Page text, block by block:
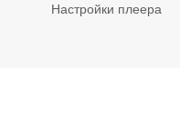
Настройки плеера